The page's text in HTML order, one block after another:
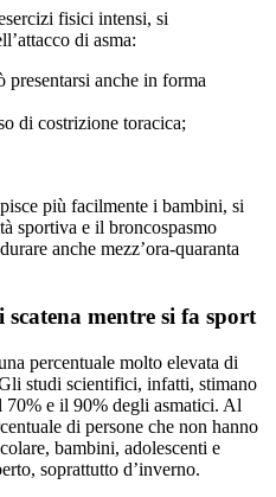
fisici intensi, si
di asma:
presentarsi anche in forma
di costrizione toracica;
più facilmente i bambini, si
sportiva e il broncospasmo
anche mezz’ora-quaranta
scatena mentre si fa sport
percentuale molto elevata di
studi scientifici, infatti, stimano
70% e il 90% degli asmatici. Al
di persone che non hanno
bambini, adolescenti e
soprattutto d’inverno.